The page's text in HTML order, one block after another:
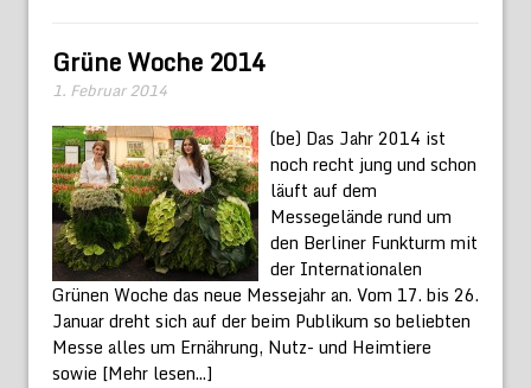
Grüne Woche 2014
1. Februar 2014
(be) Das Jahr 2014 ist
noch recht jung und schon
läuft auf dem
Messegelände rund um
den Berliner Funkturm mit
der Internationalen
Grünen Woche das neue Messejahr an. Vom 17. bis 26.
Januar dreht sich auf der beim Publikum so beliebten
Messe alles um Ernährung, Nutz- und Heimtiere
sowie [Mehr lesen...]